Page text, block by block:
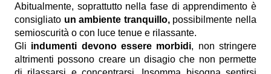
Abitualmente, soprattutto nella fase di apprendimento è
consigliato un ambiente tranquillo, possibilmente nella
semioscurità o con luce tenue e rilassante.
Gli indumenti devono essere morbidi, non stringere
altrimenti possono creare un disagio che non permette